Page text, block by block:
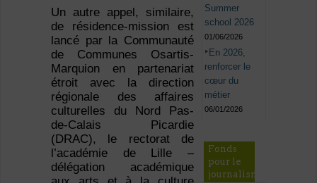
Un autre appel, similaire,
de résidence-mission est
lancé par la Communauté
de Communes Osartis-
Marquion en partenariat
étroit avec la direction
régionale des affaires
culturelles du Nord Pas-
de-Calais Picardie
(DRAC), le rectorat de
l’académie de Lille –
délégation académique
Summer
school 2026
01/06/2026
En 2026,
renforcer le
cœur du
métier
06/01/2026
Fonds
pour le
journalisme